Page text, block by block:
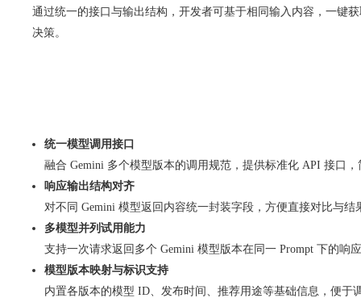
通过统一的接口与输出结构，开发者可基于相同输入内容，一键
决策。
统一模型调用接口
融合 Gemini 多个模型版本的调用规范，提供标准化 API 接口
响应输出结构对齐
对不同 Gemini 模型返回内容统一封装字段，方便直接对比与结
多模型并列试用能力
支持一次请求返回多个 Gemini 模型版本在同一 Prompt 下的响
模型版本映射与标识支持
内置各版本的模型 ID、发布时间、推荐用途等基础信息，便于